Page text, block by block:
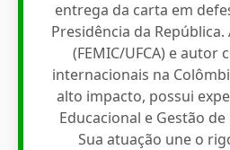
entrega da carta em
Presidência da
(FEMIC/UFCA) e autor
internacionais na
alto impacto, possui
Educacional e Gestão
Sua atuação une o